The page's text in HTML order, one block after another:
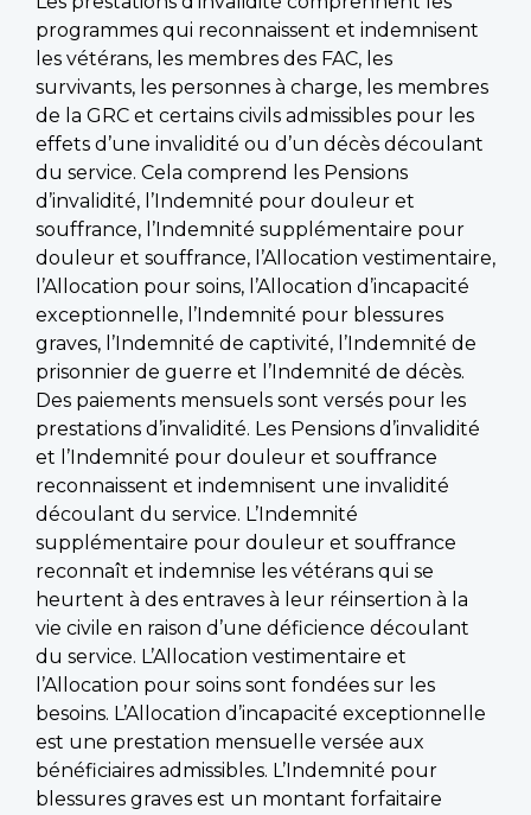
programmes qui reconnaissent et indemnisent
les vétérans, les membres des FAC, les
survivants, les personnes à charge, les membres
de la GRC et certains civils admissibles pour les
effets d’une invalidité ou d’un décès découlant
du service. Cela comprend les Pensions
d’invalidité, l’Indemnité pour douleur et
souffrance, l’Indemnité supplémentaire pour
douleur et souffrance, l’Allocation vestimentaire,
l’Allocation pour soins, l’Allocation d’incapacité
exceptionnelle, l’Indemnité pour blessures
graves, l’Indemnité de captivité, l’Indemnité de
prisonnier de guerre et l’Indemnité de décès.
Des paiements mensuels sont versés pour les
prestations d’invalidité. Les Pensions d’invalidité
et l’Indemnité pour douleur et souffrance
reconnaissent et indemnisent une invalidité
découlant du service. L’Indemnité
supplémentaire pour douleur et souffrance
reconnaît et indemnise les vétérans qui se
heurtent à des entraves à leur réinsertion à la
vie civile en raison d’une déficience découlant
du service. L’Allocation vestimentaire et
l’Allocation pour soins sont fondées sur les
besoins. L’Allocation d’incapacité exceptionnelle
est une prestation mensuelle versée aux
bénéficiaires admissibles. L’Indemnité pour
blessures graves est un montant forfaitaire